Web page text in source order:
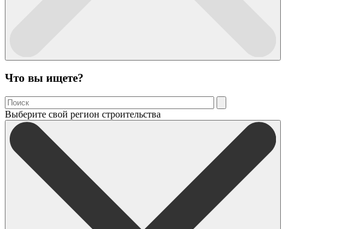
Что вы ищете?
Выберите свой регион строительства